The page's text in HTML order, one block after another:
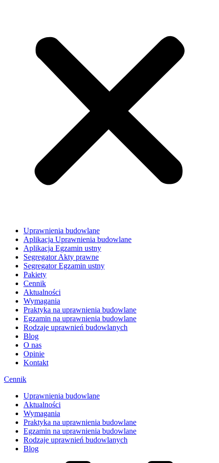
Uprawnienia budowlane
Aplikacja Uprawnienia budowlane
Aplikacja Egzamin ustny
Segregator Akty prawne
Segregator Egzamin ustny
Pakiety
Cennik
Aktualności
Wymagania
Praktyka na uprawnienia budowlane
Egzamin na uprawnienia budowlane
Rodzaje uprawnień budowlanych
Blog
O nas
Opinie
Kontakt
Cennik
Uprawnienia budowlane
Aktualności
Wymagania
Praktyka na uprawnienia budowlane
Egzamin na uprawnienia budowlane
Rodzaje uprawnień budowlanych
Blog